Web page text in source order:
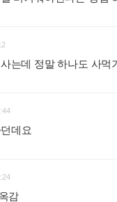
는데 정말 하나도 사먹
데요
감